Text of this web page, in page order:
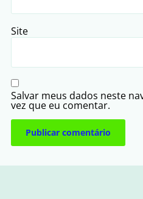
Site
Salvar meus dados neste
vez que eu comentar.